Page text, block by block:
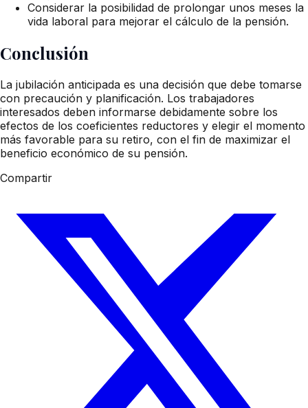
Considerar la posibilidad de prolongar unos meses la
vida laboral para mejorar el cálculo de la pensión.
Conclusión
La jubilación anticipada es una decisión que debe tomarse
con precaución y planificación. Los trabajadores
interesados deben informarse debidamente sobre los
efectos de los coeficientes reductores y elegir el momento
más favorable para su retiro, con el fin de maximizar el
beneficio económico de su pensión.
Compartir